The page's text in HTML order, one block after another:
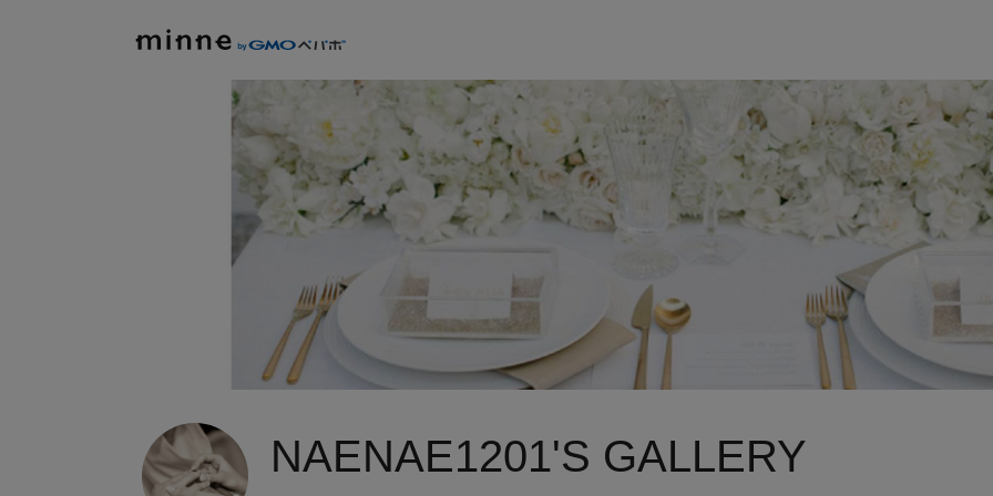
NAENAE1201'S GALLERY